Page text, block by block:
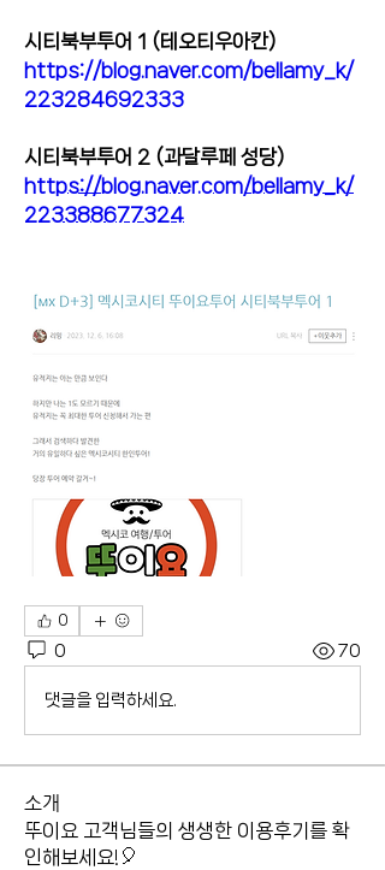
시티북부투어 1 (테오티우아칸)
https://blog.naver.com/bellamy_k/
223284692333
시티북부투어 2 (과달루페 성당)
https://blog.naver.com/bellamy_k/
223388677324
0
0 70
댓글을 입력하세요.
소개
뚜이요 고객님들의 생생한 이용후기를 확
인해보세요!🎈